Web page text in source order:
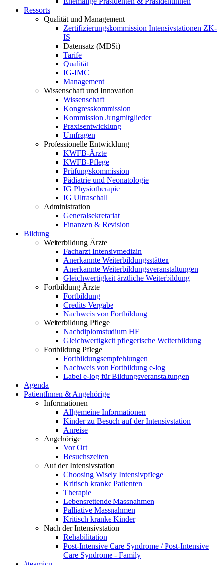
Ressorts
Qualität und Management
Zertifizierungskommission Intensivstationen ZK-
IS
Datensatz (MDSi)
Tarife
Qualität
IG-IMC
Management
Wissenschaft und Innovation
Wissenschaft
Kongresskommission
Kommission Jungmitglieder
Praxisentwicklung
Umfragen
Professionelle Entwicklung
KWFB-Ärzte
KWFB-Pflege
Prüfungskommission
Pädiatrie und Neonatologie
IG Physiotherapie
IG Ultraschall
Administration
Generalsekretariat
Finanzen & Revision
Bildung
Weiterbildung Ärzte
Facharzt Intensivmedizin
Anerkannte Weiterbildungsstätten
Anerkannte Weiterbildungsveranstaltungen
Gleichwertigkeit ärztliche Weiterbildung
Fortbildung Ärzte
Fortbildung
Credits Vergabe
Nachweis von Fortbildung
Weiterbildung Pflege
Nachdiplomstudium HF
Gleichwertigkeit pflegerische Weiterbildung
Fortbildung Pflege
Fortbildungsempfehlungen
Nachweis von Fortbildung e-log
Label e-log für Bildungsveranstaltungen
Agenda
PatientInnen & Angehörige
Informationen
Allgemeine Informationen
Kinder zu Besuch auf der Intensivstation
Anreise
Angehörige
Vor Ort
Besuchszeiten
Auf der Intensivstation
Choosing Wisely Intensivpflege
Kritisch kranke Patienten
Therapie
Lebensrettende Massnahmen
Palliative Massnahmen
Kritisch kranke Kinder
Nach der Intensivstation
Rehabilitation
Post-Intensive Care Syndrome / Post-Intensive
Care Syndrome - Family